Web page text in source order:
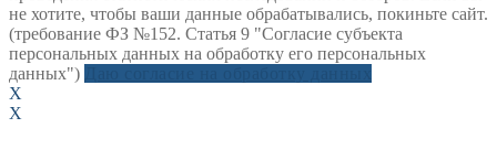
не хотите, чтобы ваши данные обрабатывались, покиньте сайт.
(требование ФЗ №152. Статья 9 "Согласие субъекта
персональных данных на обработку его персональных
данных")
X
X